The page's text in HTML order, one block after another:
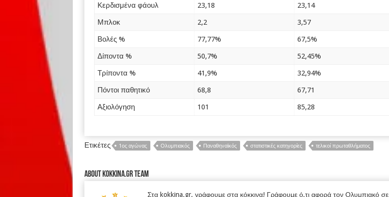
Κερδισμένα φάουλ
23,18
23,14
Μπλοκ
2,2
3,57
Βολές %
77,77%
67,5%
Δίποντα %
50,7%
52,45%
Τρίποντα %
41,9%
32,94%
Πόντοι παθητικό
68,8
67,71
Αξιολόγηση
101 85,28
Ετικέτες 1ος αγώνας Ολυμπιακός Παναθηναϊκός στατιστικές κατηγορίες τελικοί πρωταθλήματος
About kokkina.gr TEAM
Στα kokkina.gr, γράφουμε στα κόκκινα! Γράφουμε ό,τι αφορά τον Ολυμπιακό σε